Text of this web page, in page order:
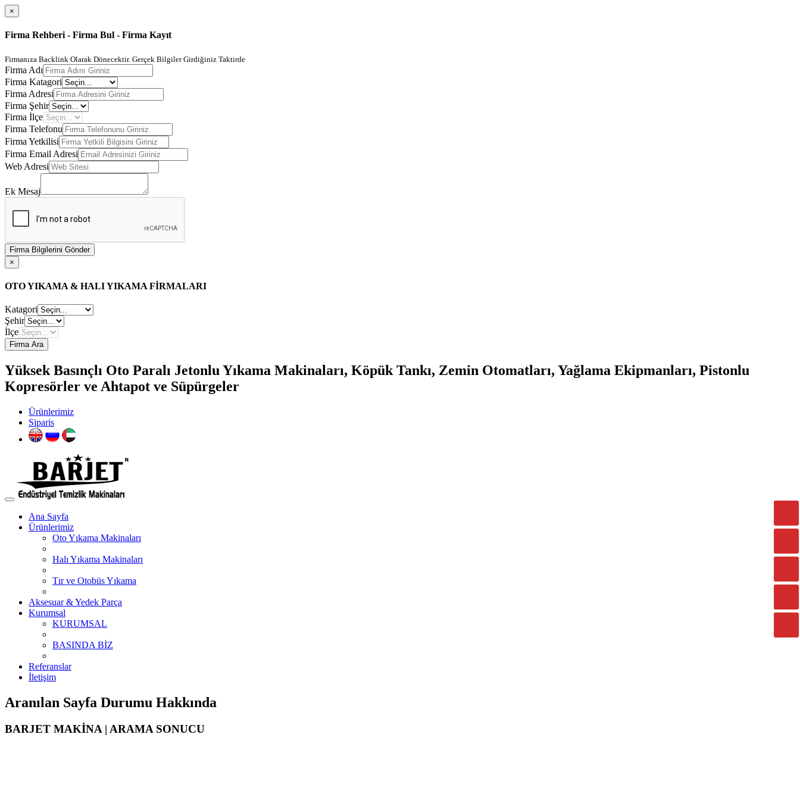
×
Firma Rehberi - Firma Bul - Firma Kayıt
Firmanıza Backlink Olarak Dönecektir. Gerçek Bilgiler Girdiğiniz Taktirde
Firma Adı
Firma Katagori
Firma Adresi
Firma Şehir
Firma İlçe
Firma Telefonu
Firma Yetkilisi
Firma Email Adresi
Web Adresi
Ek Mesaj
Firma Bilgilerini Gönder
×
OTO YIKAMA & HALI YIKAMA FİRMALARI
Katagori
Şehir
İlçe
Firma Ara
Yüksek Basınçlı Oto Paralı Jetonlu Yıkama Makinaları, Köpük Tankı, Zemin Otomatları, Yağlama Ekipmanları, Pistonlu
Kopresörler ve Ahtapot ve Süpürgeler
Ürünlerimiz
Siparis
Ana Sayfa
Ürünlerimiz
Oto Yıkama Makinaları
Halı Yıkama Makinaları
Tır ve Otobüs Yıkama
Aksesuar & Yedek Parça
Kurumsal
KURUMSAL
BASINDA BİZ
Referanslar
İletişim
Aranılan Sayfa Durumu Hakkında
BARJET MAKİNA | ARAMA SONUCU